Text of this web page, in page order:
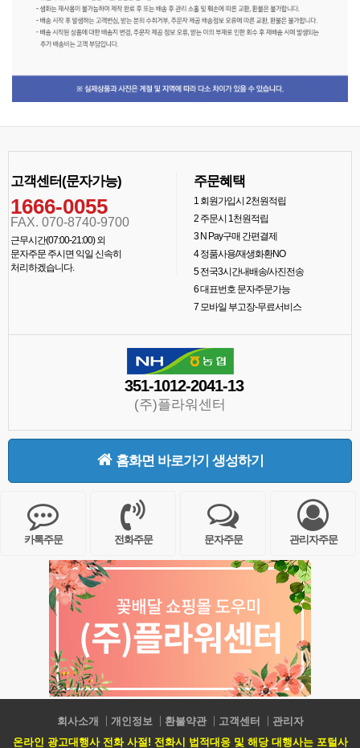
고객센터(문자가능)
1666-0055
FAX. 070-8740-9700
근무시간(07:00-21:00) 외
문자주문 주시면 익일 신속히
처리하겠습니다.
주문혜택
1 회원가입시 2천원적립
2주문시 1천원적립
3N Pay구매 간편결제
4정품사용/재생화환NO
5전국3시간내배송/사진전송
6대표번호 문자주문가능
7모바일 부고장-무료서비스
351-1012-2041-13
(주)플라워센터
홈화면 바로가기 생성하기
카톡주문 전화주문 문자주문 관리자주문
회사소개 개인정보 환불약관 고객센터
관리자
온라인 광고대행사 전화 사절! 전화시 법적대응 및 해당 대행사는 포털사